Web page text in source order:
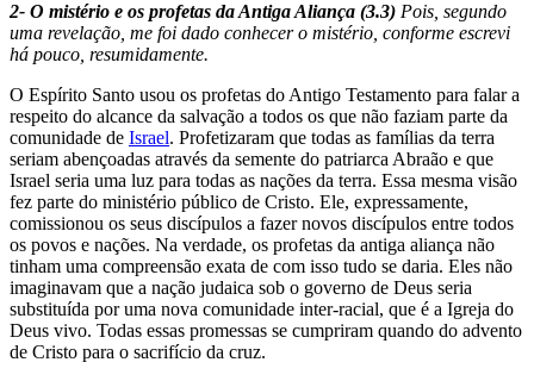
2- O mistério e os profetas da Antiga Aliança (3.3) Pois, segundo
uma revelação, me foi dado conhecer o mistério, conforme escrevi
há pouco, resumidamente.
O Espírito Santo usou os profetas do Antigo Testamento para falar a
respeito do alcance da salvação a todos os que não faziam parte da
comunidade de Israel. Profetizaram que todas as famílias da terra
seriam abençoadas através da semente do patriarca Abraão e que
Israel seria uma luz para todas as nações da terra. Essa mesma visão
fez parte do ministério público de Cristo. Ele, expressamente,
comissionou os seus discípulos a fazer novos discípulos entre todos
os povos e nações. Na verdade, os profetas da antiga aliança não
tinham uma compreensão exata de com isso tudo se daria. Eles não
imaginavam que a nação judaica sob o governo de Deus seria
substituída por uma nova comunidade inter-racial, que é a Igreja do
Deus vivo. Todas essas promessas se cumpriram quando do advento
de Cristo para o sacrifício da cruz.